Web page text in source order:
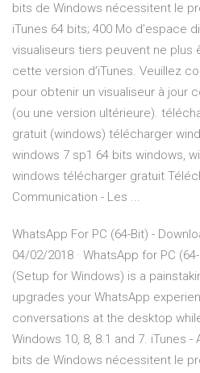
bits de Windows nécessitent le
iTunes 64 bits; 400 Mo d’espace
visualiseurs tiers peuvent ne
cette version d’iTunes. Veuillez
pour obtenir un visualiseur à jour
(ou une version ultérieure).
gratuit (windows) télécharger
windows 7 sp1 64 bits windows,
windows télécharger gratuit
Communication - Les ...
WhatsApp For PC (64-Bit) -
04/02/2018 · WhatsApp for PC
(Setup for Windows) is a
upgrades your WhatsApp
conversations at the desktop
Windows 10, 8, 8.1 and 7. iTunes
bits de Windows nécessitent le